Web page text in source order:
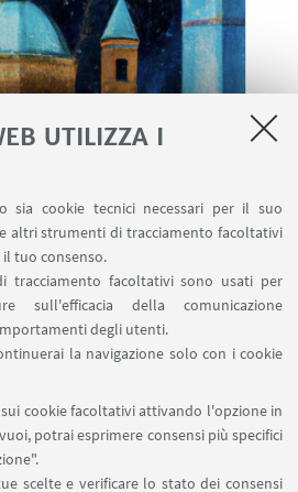
UTILIZZA I
sia cookie tecnici necessari per il suo
altri strumenti di tracciamento facoltativi
tuo consenso.
tracciamento facoltativi sono usati per
sull'efficacia della comunicazione
degli utenti.
la navigazione solo con i cookie
cookie facoltativi attivando l'opzione in
potrai esprimere consensi più specifici
scelte e verificare lo stato dei consensi
delle Scienze dell'Istituto di
31 | Sala Ulisse
]